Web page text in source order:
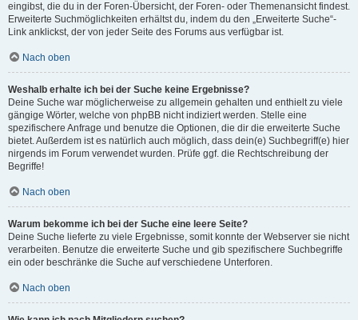
eingibst, die du in der Foren-Übersicht, der Foren- oder Themenansicht findest.
Erweiterte Suchmöglichkeiten erhältst du, indem du den „Erweiterte Suche“-
Link anklickst, der von jeder Seite des Forums aus verfügbar ist.
Nach oben
Weshalb erhalte ich bei der Suche keine Ergebnisse?
Deine Suche war möglicherweise zu allgemein gehalten und enthielt zu viele
gängige Wörter, welche von phpBB nicht indiziert werden. Stelle eine
spezifischere Anfrage und benutze die Optionen, die dir die erweiterte Suche
bietet. Außerdem ist es natürlich auch möglich, dass dein(e) Suchbegriff(e) hier
nirgends im Forum verwendet wurden. Prüfe ggf. die Rechtschreibung der
Begriffe!
Nach oben
Warum bekomme ich bei der Suche eine leere Seite?
Deine Suche lieferte zu viele Ergebnisse, somit konnte der Webserver sie nicht
verarbeiten. Benutze die erweiterte Suche und gib spezifischere Suchbegriffe
ein oder beschränke die Suche auf verschiedene Unterforen.
Nach oben